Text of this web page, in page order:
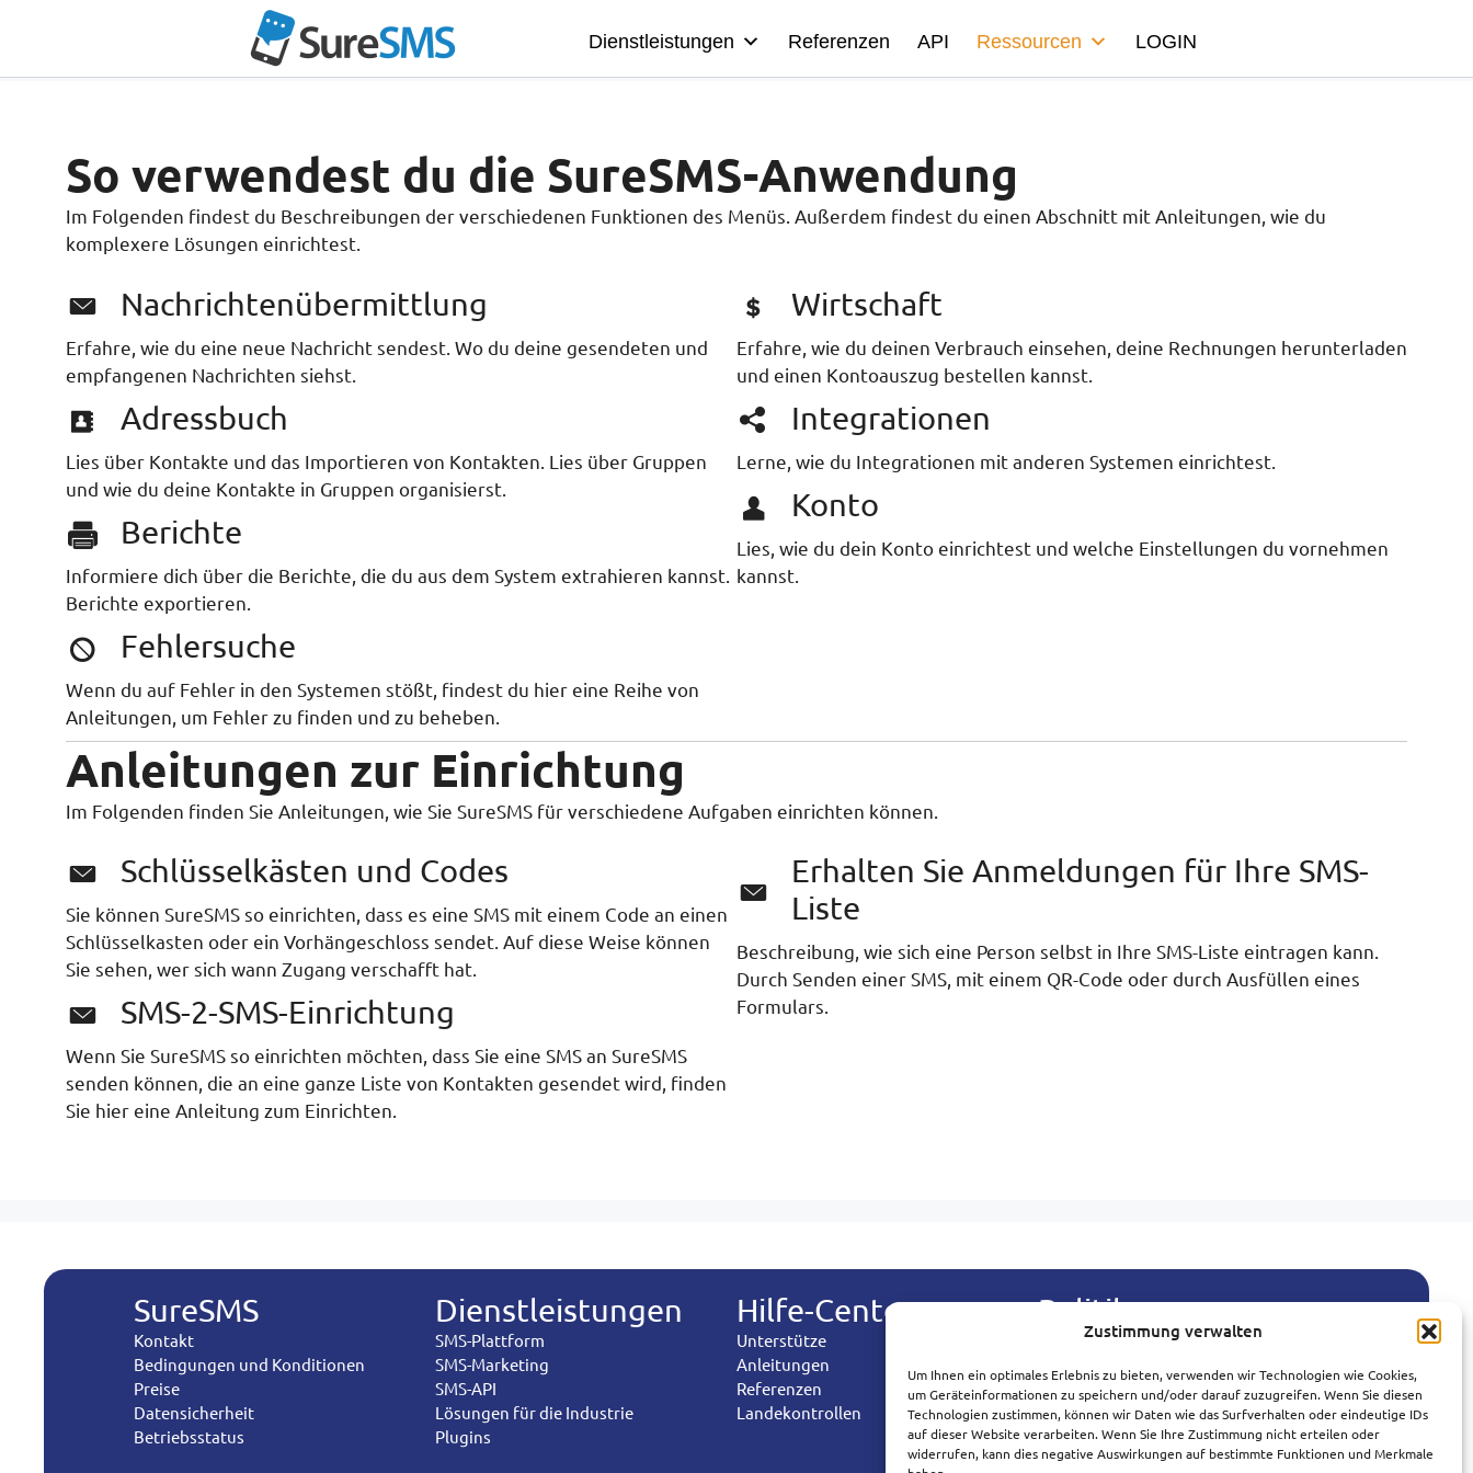
Zustimmung verwalten
Um Ihnen ein optimales Erlebnis zu bieten, verwenden wir Technologien wie Cookies,
um Geräteinformationen zu speichern und/oder darauf zuzugreifen. Wenn Sie diesen
Technologien zustimmen, können wir Daten wie das Surfverhalten oder eindeutige IDs
auf dieser Website verarbeiten. Wenn Sie Ihre Zustimmung nicht erteilen oder
widerrufen, kann dies negative Auswirkungen auf bestimmte Funktionen und Merkmale
Dienstleistungen Referenzen API Ressourcen LOGIN
So verwendest du die SureSMS-Anwendung
Im Folgenden findest du Beschreibungen der verschiedenen Funktionen des Menüs. Außerdem findest du einen Abschnitt mit Anleitungen, wie du
komplexere Lösungen einrichtest.
Nachrichtenübermittlung
Erfahre, wie du eine neue Nachricht sendest. Wo du deine gesendeten und
empfangenen Nachrichten siehst.
Adressbuch
Lies über Kontakte und das Importieren von Kontakten. Lies über Gruppen
und wie du deine Kontakte in Gruppen organisierst.
Berichte
Informiere dich über die Berichte, die du aus dem System extrahieren kannst.
Berichte exportieren.
Fehlersuche
Wenn du auf Fehler in den Systemen stößt, findest du hier eine Reihe von
Anleitungen, um Fehler zu finden und zu beheben.
Wirtschaft
Erfahre, wie du deinen Verbrauch einsehen, deine Rechnungen herunterladen
und einen Kontoauszug bestellen kannst.
Integrationen
Lerne, wie du Integrationen mit anderen Systemen einrichtest.
Konto
Lies, wie du dein Konto einrichtest und welche Einstellungen du vornehmen
kannst.
Anleitungen zur Einrichtung
Im Folgenden finden Sie Anleitungen, wie Sie SureSMS für verschiedene Aufgaben einrichten können.
Schlüsselkästen und Codes
Sie können SureSMS so einrichten, dass es eine SMS mit einem Code an einen
Schlüsselkasten oder ein Vorhängeschloss sendet. Auf diese Weise können
Sie sehen, wer sich wann Zugang verschafft hat.
SMS-2-SMS-Einrichtung
Wenn Sie SureSMS so einrichten möchten, dass Sie eine SMS an SureSMS
senden können, die an eine ganze Liste von Kontakten gesendet wird, finden
Sie hier eine Anleitung zum Einrichten.
Erhalten Sie Anmeldungen für Ihre SMS-
Liste
Beschreibung, wie sich eine Person selbst in Ihre SMS-Liste eintragen kann.
Durch Senden einer SMS, mit einem QR-Code oder durch Ausfüllen eines
Formulars.
SureSMS
Kontakt
Bedingungen und Konditionen
Preise
Datensicherheit
Betriebsstatus
Dienstleistungen
SMS-Plattform
SMS-Marketing
SMS-API
Lösungen für die Industrie
Plugins
Hilfe-Center
Unterstütze
Anleitungen
Referenzen
Landekontrollen
Politik
Bedingungen und Konditionen
Politik der Datenverarbeitung
Cookie-Richtlinie
Anti-Spam-Politik
Svenska
Norsk bokmål
Español
Português
Polski